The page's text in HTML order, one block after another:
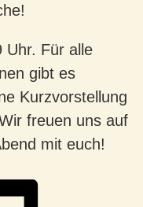
Uhr. Für alle
gibt es
Kurzvorstellung
freuen uns auf
mit euch!